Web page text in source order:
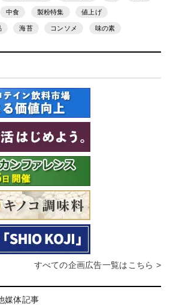
中食 製粉特集 値上げ
海苔 コンソメ 味の素
すべての企画広告一覧はこちら >
媒体記事